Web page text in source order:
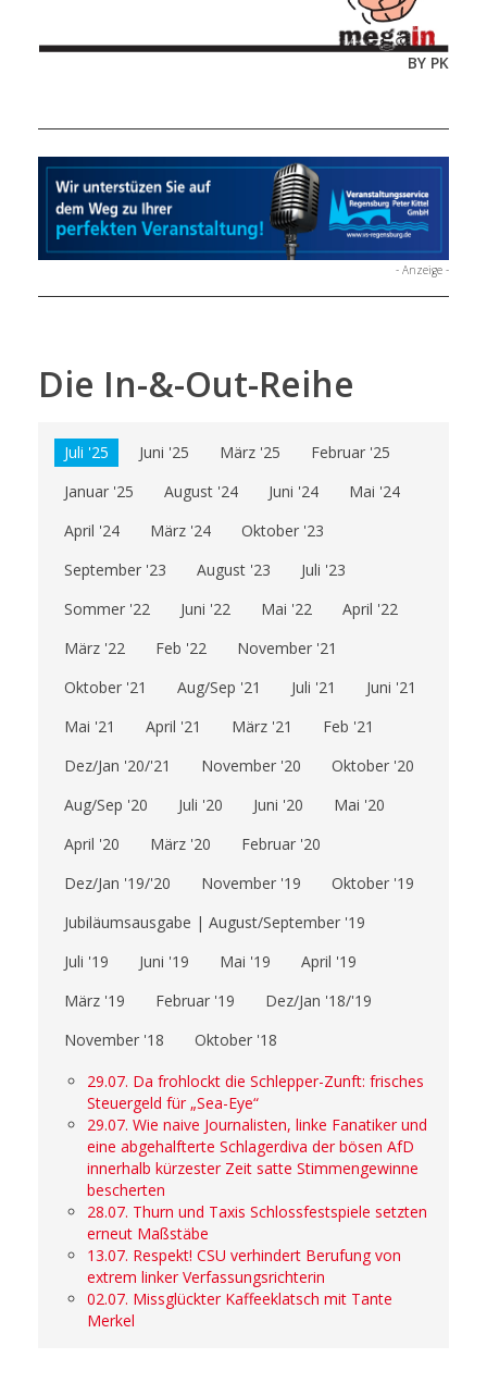
BY PK
- Anzeige -
Die In-&-Out-Reihe
Juli '25 Juni '25 März '25
Februar '25
Januar '25
August '24 Juni '24
Mai '24
April '24
März '24
Oktober '23
September '23
August '23
Juli '23
Sommer '22
Juni '22 Mai '22
April '22
März '22
Feb '22
November '21
Oktober '21
Aug/Sep '21 Juli '21
Juni '21
Mai '21
April '21 März '21
Feb '21
Dez/Jan '20/'21
November '20
Oktober '20
Aug/Sep '20
Juli '20 Juni '20
Mai '20
April '20
März '20
Februar '20
Dez/Jan '19/'20
November '19
Oktober '19
Jubiläumsausgabe | August/September '19
Juli '19
Juni '19 Mai '19
April '19
März '19
Februar '19
Dez/Jan '18/'19
November '18
Oktober '18
29.07. Da frohlockt die Schlepper-Zunft: frisches
Steuergeld für „Sea-Eye“
29.07. Wie naive Journalisten, linke Fanatiker und
eine abgehalfterte Schlagerdiva der bösen AfD
innerhalb kürzester Zeit satte Stimmengewinne
bescherten
28.07. Thurn und Taxis Schlossfestspiele setzten
erneut Maßstäbe
13.07. Respekt! CSU verhindert Berufung von
extrem linker Verfassungsrichterin
02.07. Missglückter Kaffeeklatsch mit Tante
Merkel